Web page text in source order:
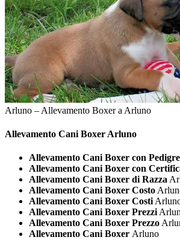
Arluno – Allevamento Boxer a Arluno
Allevamento Cani Boxer Arluno
Allevamento Cani Boxer con
Allevamento Cani Boxer con
Allevamento Cani Boxer di Razza
Allevamento Cani Boxer Costo
Allevamento Cani Boxer Costi
Allevamento Cani Boxer Prezzi
Allevamento Cani Boxer Prezzo
Allevamento Cani Boxer Arluno